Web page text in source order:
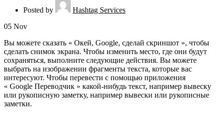
Posted by
Hashtag Services
05 Nov
Вы можете сказать « Окей, Google, сделай скриншот », чтобы
сделать снимок экрана. Чтобы изменить место, где они будут
сохраняться, выполните следующие действия. Вы можете
выбрать на изображении фрагменты текста, которые вас
интересуют. Чтобы перевести с помощью приложения
« Google Переводчик » какой-нибудь текст, например вывеску
или рукописную заметку, например вывески или рукописные
заметки.